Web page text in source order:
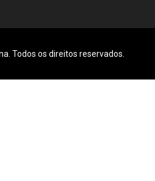
Todos os direitos reservados.